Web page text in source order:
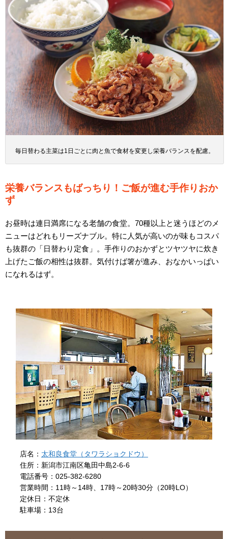
毎日替わる主菜は1日ごとに肉と魚で食材を変更し栄養バランスを配慮。
栄養バランスもばっちり！ご飯が進む手作りおか
ず
お昼時は連日満席になる老舗の食堂。70種以上と迷うほどのメ
ニューはどれもリーズナブル。特に人気が高いのが味もコスパ
も抜群の「日替わり定食」。手作りのおかずとツヤツヤに炊き
上げたご飯の相性は抜群。気付けば箸が進み、おなかいっぱい
になれるはず。
店名： 太和良食堂（タワラショクドウ）
住所：新潟市江南区亀田中島2-6-6
電話番号：025-382-6280
営業時間：11時～14時、17時～20時30分（20時LO）
定休日：不定休
駐車場：13台